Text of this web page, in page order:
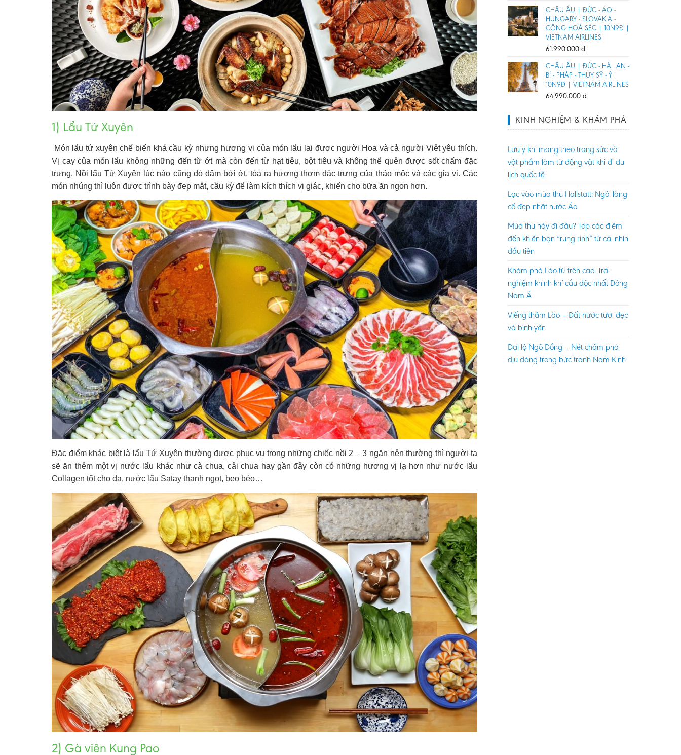
1) Lẩu Tứ Xuyên
Món lẩu tứ xuyên chế biến khá cầu kỳ nhưng hương vị của món lẩu lại được người Hoa và cả người Việt yêu thích.
Vị cay của món lẩu không những đến từ ớt mà còn đến từ hạt tiêu, bột tiêu và không thể quên được sốt chấm đặc
trưng. Nồi lẩu Tứ Xuyên lúc nào cũng đỏ đậm bởi ớt, tỏa ra hương thơm đặc trưng của thảo mộc và các gia vị. Các
món nhúng thì luôn được trình bày đẹp mắt, cầu kỳ để làm kích thích vị giác, khiến cho bữa ăn ngon hơn.
Đặc điểm khác biệt là lẩu Tứ Xuyên thường được phục vụ trong những chiếc nồi 2 – 3 ngăn nên thường thì người ta
sẽ ăn thêm một vị nước lẩu khác như cà chua, cải chua hay gần đây còn có những hương vị lạ hơn như nước lẩu
Collagen tốt cho da, nước lẩu Satay thanh ngọt, beo béo…
2) Gà viên Kung Pao
CHÂU ÂU | ĐỨC - ÁO -
HUNGARY - SLOVAKIA -
CỘNG HOÀ SÉC | 10N9Đ |
VIETNAM AIRLINES
61.990.000 ₫
CHÂU ÂU | ĐỨC - HÀ LAN -
BỈ - PHÁP - THUỴ SỸ - Ý |
10N9Đ | VIETNAM AIRLINES
64.990.000 ₫
KINH NGHIỆM & KHÁM PHÁ
Lưu ý khi mang theo trang sức và
vật phẩm làm từ động vật khi đi du
lịch quốc tế
Lạc vào mùa thu Hallstatt: Ngôi làng
cổ đẹp nhất nước Áo
Mùa thu này đi đâu? Top các điểm
đến khiến bạn “rung rinh” từ cái nhìn
đầu tiên
Khám phá Lào từ trên cao: Trải
nghiệm khinh khí cầu độc nhất Đông
Nam Á
Viếng thăm Lào – Đất nước tươi đẹp
và bình yên
Đại lộ Ngô Đồng – Nét chấm phá
dịu dàng trong bức tranh Nam Kinh